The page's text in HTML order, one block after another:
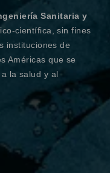
Sanitaria y
científica, sin fines
instituciones de
Américas que se
la salud y al